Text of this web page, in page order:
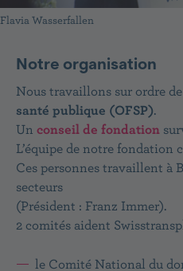
Flavia Wasserfallen
Notre organisation
Nous travaillons sur ordre de
santé publique (OFSP).
Un conseil de fondation
L’équipe de notre fondation
Ces personnes travaillent à
secteurs
(Président : Franz Immer).
2 comités aident
le Comité National du